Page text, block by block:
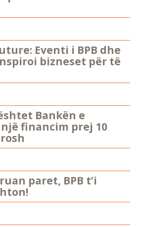
Eventi i BPB dhe
bizneset për të
Bankën e
financim prej 10
paret, BPB t’i